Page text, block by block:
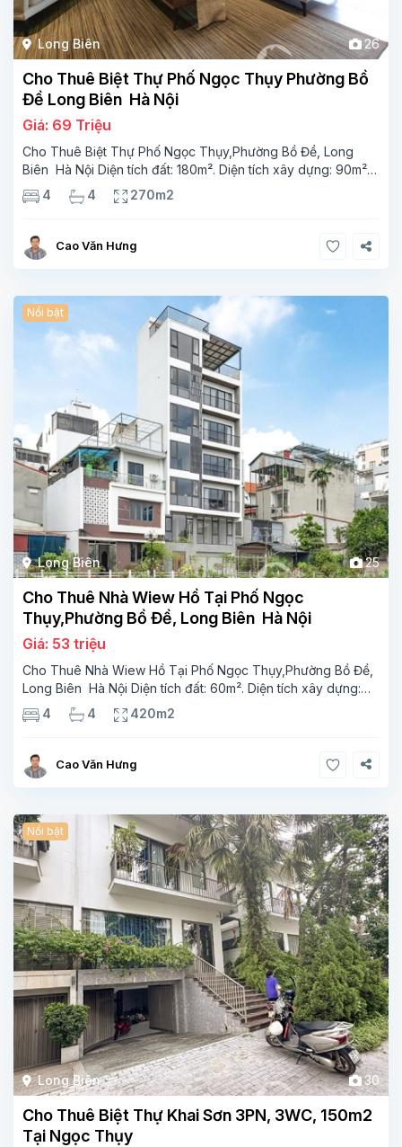
Long Biên 26
Cho Thuê Biệt Thự Phố Ngọc Thụy Phường Bồ
Đề Long Biên Hà Nội
Giá: 69 Triệu
Cho Thuê Biệt Thự Phố Ngọc Thụy,Phường Bồ Đề, Long
Biên Hà Nội Diện tích đất: 180m². Diện tích xây dựng: 90m² x
4 tầng, 4 phòng ngủ,4 phòng tắm Tầng 1 phòng bếp wc
phòng ngủ.phòng tắm Tầng 2 phong khách, phòng
4 4 270m2
Cao Văn Hưng
Long Biên 25
Nổi bật
Cho Thuê Nhà Wiew Hồ Tại Phố Ngọc
Thụy,Phường Bồ Đề, Long Biên Hà Nội
Giá: 53 triệu
Cho Thuê Nhà Wiew Hồ Tại Phố Ngọc Thụy,Phường Bồ Đề,
Long Biên Hà Nội Diện tích đất: 60m². Diện tích xây dựng:
60m² x 7 tầng, 4 phòng ngủ,4 phòng tắm Tầng 1 Gara Tầng
2 phong khách Tầng 3-1 phòng ngủ, 1 phòng
4 4 420m2
Cao Văn Hưng
Long Biên 30
Nổi bật
Cho Thuê Biệt Thự Khai Sơn 3PN, 3WC, 150m2
Tại Ngọc Thụy